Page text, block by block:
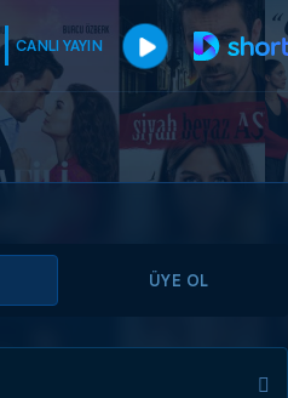
CANLI YAYIN
ÜYE OL